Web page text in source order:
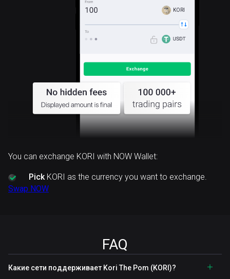
KORI
You can exchange KORI with NOW Wallet:
PickKORI as the currency you want to exchange.
Swap NOW
FAQ
Какие сети поддерживает Kori The Pom (KORI)?